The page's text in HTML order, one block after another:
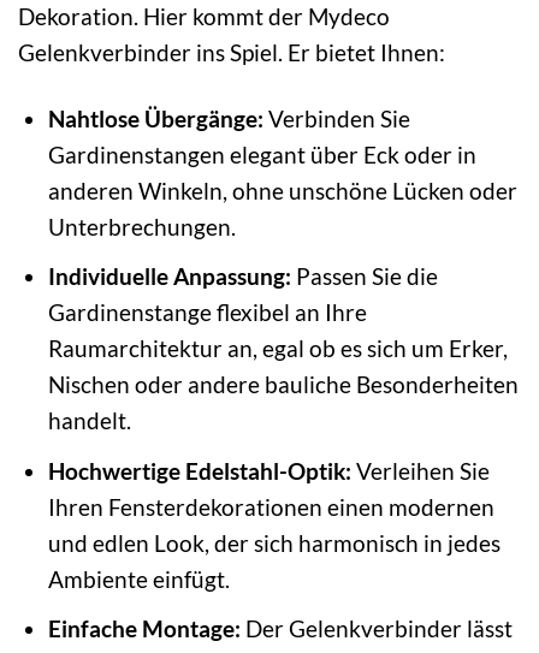
Dekoration. Hier kommt der Mydeco
Gelenkverbinder ins Spiel. Er bietet Ihnen:
Nahtlose Übergänge: Verbinden Sie
Gardinenstangen elegant über Eck oder in
anderen Winkeln, ohne unschöne Lücken oder
Unterbrechungen.
Individuelle Anpassung: Passen Sie die
Gardinenstange flexibel an Ihre
Raumarchitektur an, egal ob es sich um Erker,
Nischen oder andere bauliche Besonderheiten
handelt.
Hochwertige Edelstahl-Optik: Verleihen Sie
Ihren Fensterdekorationen einen modernen
und edlen Look, der sich harmonisch in jedes
Ambiente einfügt.
Einfache Montage: Der Gelenkverbinder lässt